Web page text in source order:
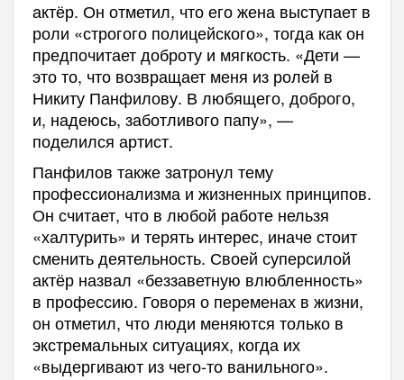
актёр. Он отметил, что его жена выступает в
роли «строгого полицейского», тогда как он
предпочитает доброту и мягкость. «Дети —
это то, что возвращает меня из ролей в
Никиту Панфилову. В любящего, доброго,
и, надеюсь, заботливого папу», —
поделился артист.
Панфилов также затронул тему
профессионализма и жизненных принципов.
Он считает, что в любой работе нельзя
«халтурить» и терять интерес, иначе стоит
сменить деятельность. Своей суперсилой
актёр назвал «беззаветную влюбленность»
в профессию. Говоря о переменах в жизни,
он отметил, что люди меняются только в
экстремальных ситуациях, когда их
«выдергивают из чего-то ванильного».